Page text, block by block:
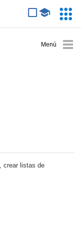
crear listas de